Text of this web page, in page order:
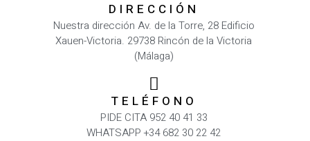
DIRECCIÓN
Nuestra dirección Av. de la Torre, 28 Edificio
Xauen-Victoria. 29738 Rincón de la Victoria
(Málaga)
TELÉFONO
PIDE CITA 952 40 41 33
WHATSAPP +34 682 30 22 42